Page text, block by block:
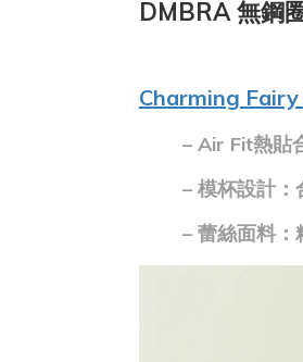
DMBRA 無鋼
Charming Fairy
– Air Fit熱貼
– 模杯設計：
– 蕾絲面料：